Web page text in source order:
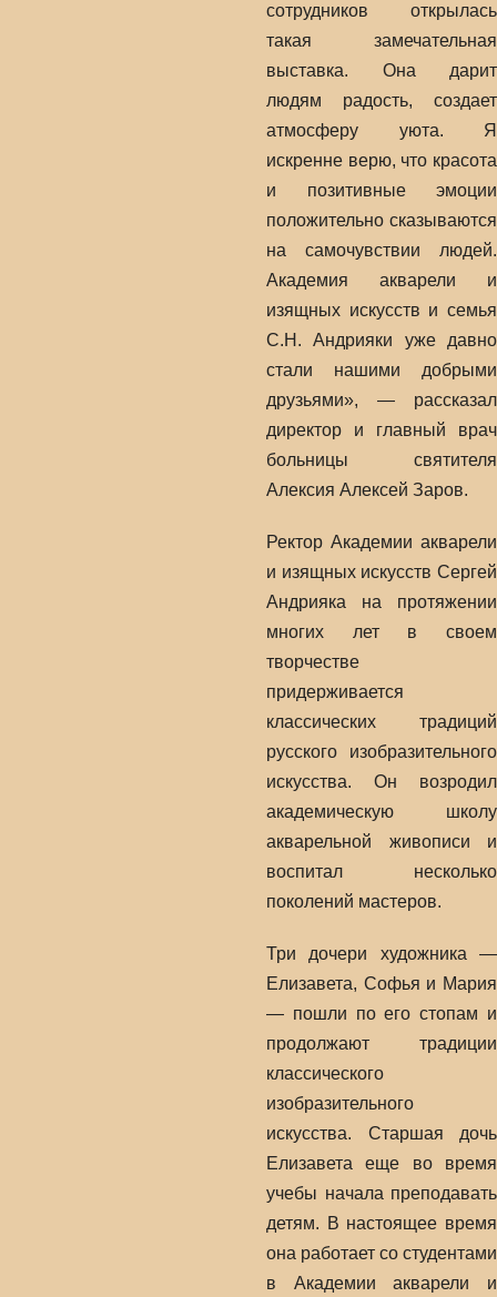
сотрудников открылась
такая замечательная
выставка. Она дарит
людям радость, создает
атмосферу уюта. Я
искренне верю, что красота
и позитивные эмоции
положительно сказываются
на самочувствии людей.
Академия акварели и
изящных искусств и семья
С.Н. Андрияки уже давно
стали нашими добрыми
друзьями», — рассказал
директор и главный врач
больницы святителя
Алексия Алексей Заров.
Ректор Академии акварели
и изящных искусств Сергей
Андрияка на протяжении
многих лет в своем
творчестве
придерживается
классических традиций
русского изобразительного
искусства. Он возродил
академическую школу
акварельной живописи и
воспитал несколько
поколений мастеров.
Три дочери художника —
Елизавета, Софья и Мария
— пошли по его стопам и
продолжают традиции
классического
изобразительного
искусства. Старшая дочь
Елизавета еще во время
учебы начала преподавать
детям. В настоящее время
она работает со студентами
в Академии акварели и